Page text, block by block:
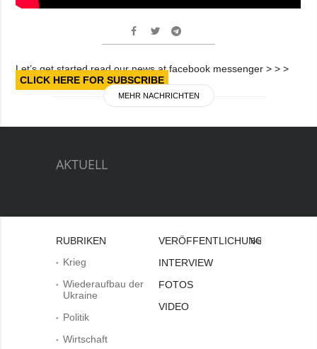
Let’s get started read our news at facebook messenger > > >
CLICK HERE FOR SUBSCRIBE
MEHR NACHRICHTEN
AKTUELL
RUBRIKEN
Krieg
Wiederaufbau der
Ukraine
Politik
Wirtschaft
VERÖFFENTLICHUNGEN
INTERVIEW
FOTOS
VIDEO
Bei